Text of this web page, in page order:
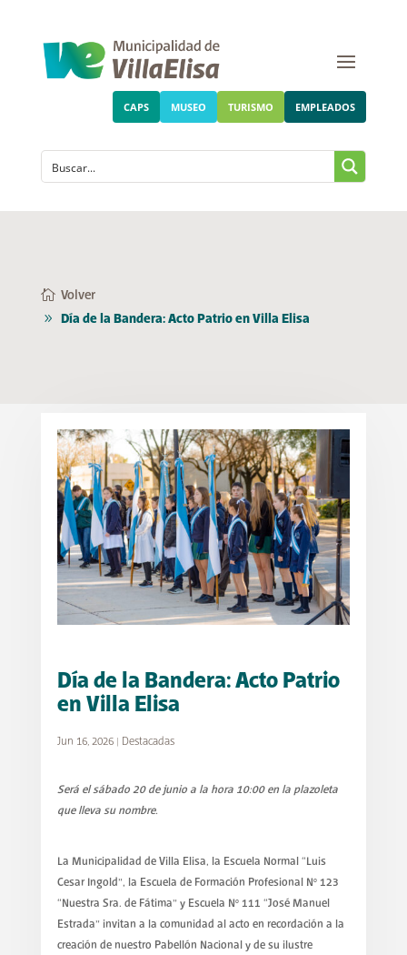
CAPS MUSEO TURISMO EMPLEADOS
Volver
Día de la Bandera: Acto Patrio en Villa Elisa
Día de la Bandera: Acto Patrio
en Villa Elisa
Jun 16, 2026| Destacadas
Será el sábado 20 de junio a la hora 10:00 en la plazoleta
que lleva su nombre.
La Municipalidad de Villa Elisa, la Escuela Normal “Luis
Cesar Ingold”, la Escuela de Formación Profesional Nº 123
“Nuestra Sra. de Fátima” y Escuela Nº 111 “José Manuel
Estrada” invitan a la comunidad al acto en recordación a la
creación de nuestro Pabellón Nacional y de su ilustre